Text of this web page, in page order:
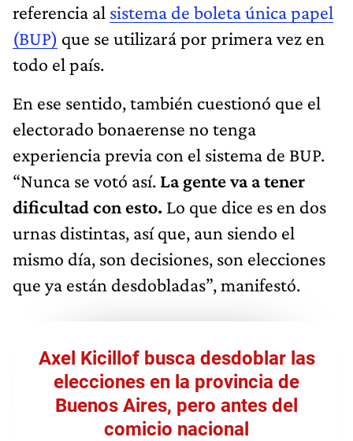
referencia al sistema de boleta única papel
(BUP) que se utilizará por primera vez en
todo el país.
En ese sentido, también cuestionó que el
electorado bonaerense no tenga
experiencia previa con el sistema de BUP.
“Nunca se votó así. La gente va a tener
dificultad con esto. Lo que dice es en dos
urnas distintas, así que, aun siendo el
mismo día, son decisiones, son elecciones
que ya están desdobladas”, manifestó.
Axel Kicillof busca desdoblar las
elecciones en la provincia de
Buenos Aires, pero antes del
comicio nacional